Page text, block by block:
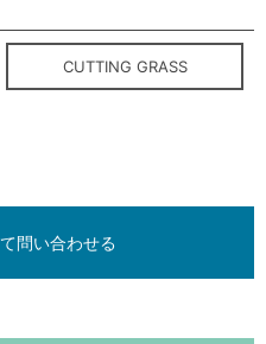
CUTTING GRASS
問い合わせる